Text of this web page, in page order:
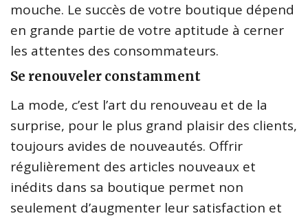
mouche. Le succès de votre boutique dépend
en grande partie de votre aptitude à cerner
les attentes des consommateurs.
Se renouveler constamment
La mode, c’est l’art du renouveau et de la
surprise, pour le plus grand plaisir des clients,
toujours avides de nouveautés. Offrir
régulièrement des articles nouveaux et
inédits dans sa boutique permet non
seulement d’augmenter leur satisfaction et